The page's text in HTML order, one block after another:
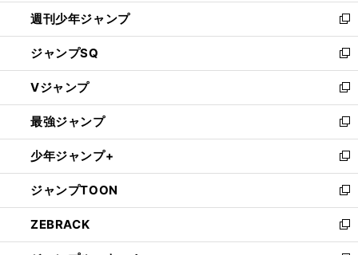
く
週刊少年ジャンプ
新
し
い
ウ
ィ
ン
ド
ウ
で
開
く
ジャンプSQ
新
し
い
ウ
ィ
ン
ド
ウ
で
開
く
Vジャンプ
新
し
い
ウ
ィ
ン
ド
ウ
で
開
最強ジャンプ
新
し
い
ウ
ィ
ン
ド
ウ
少年ジャンプ+
新
し
い
ウ
ィ
ン
ジャンプTOON
新
し
い
ウ
ZEBRACK
新
し